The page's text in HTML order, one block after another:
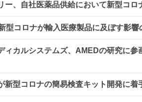
ー、自社医薬品供給において新型コ
型コロナが輸入医療製品に及ぼす影
ィカルシステムズ、AMEDの研究に
新型コロナの簡易検査キット開発に着